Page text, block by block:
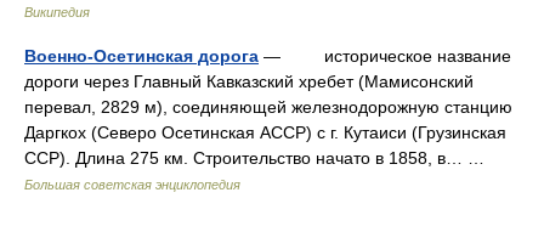
Википедия
Военно-Осетинская дорога — историческое название
дороги через Главный Кавказский хребет (Мамисонский
перевал, 2829 м), соединяющей железнодорожную станцию
Даргкох (Северо Осетинская АССР) с г. Кутаиси (Грузинская
ССР). Длина 275 км. Строительство начато в 1858, в… …
Большая советская энциклопедия